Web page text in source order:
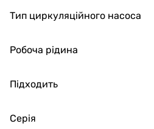
Тип циркуляційного насоса
Робоча рідина
Підходить
Серія